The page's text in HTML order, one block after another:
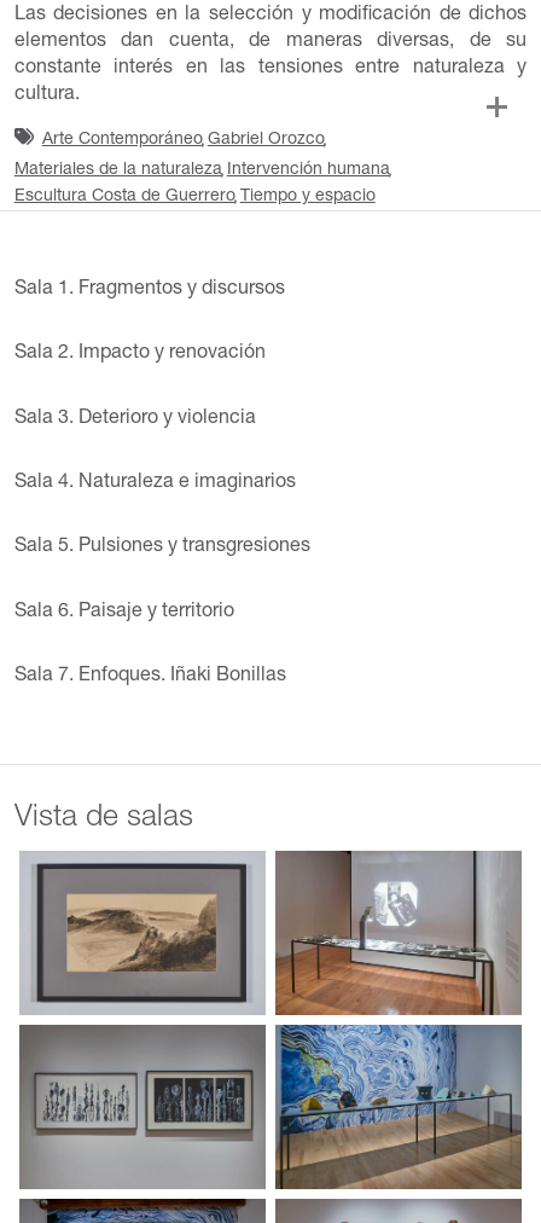
Las decisiones en la selección y modificación de dichos
elementos dan cuenta, de maneras diversas, de su
constante interés en las tensiones entre naturaleza y
cultura.
Arte Contemporáneo Gabriel Orozco
Materiales de la naturaleza Intervención humana
Escultura Costa de Guerrero Tiempo y espacio
Sala 1. Fragmentos y discursos
Sala 2. Impacto y renovación
Sala 3. Deterioro y violencia
Sala 4. Naturaleza e imaginarios
Sala 5. Pulsiones y transgresiones
Sala 6. Paisaje y territorio
Sala 7. Enfoques. Iñaki Bonillas
Vista de salas